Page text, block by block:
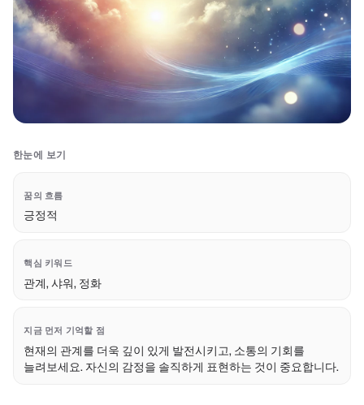
한눈에 보기
꿈의 흐름
긍정적
핵심 키워드
관계, 샤워, 정화
지금 먼저 기억할 점
현재의 관계를 더욱 깊이 있게 발전시키고, 소통의 기회를
늘려보세요. 자신의 감정을 솔직하게 표현하는 것이 중요합니다.